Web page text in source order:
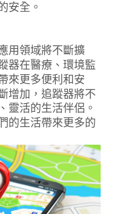
安全。
用領域將不斷擴
器在醫療、環境監
來更多便利和安
增加，追蹤器將不
靈活的生活伴侶。
的生活帶來更多的